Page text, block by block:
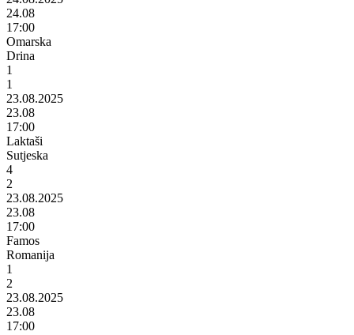
24.08
17:00
Omarska
Drina
1
1
23.08.2025
23.08
17:00
Laktaši
Sutjeska
4
2
23.08.2025
23.08
17:00
Famos
Romanija
1
2
23.08.2025
23.08
17:00